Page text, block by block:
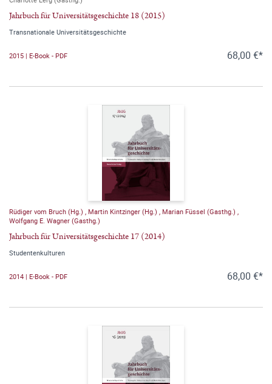
Jahrbuch für Universitätsgeschichte 18 (2015)
Transnationale Universitätsgeschichte
2015 | E-Book - PDF 68,00 €*
Rüdiger vom Bruch (Hg.) , Martin Kintzinger (Hg.) , Marian Füssel (Gasthg.) ,
Wolfgang E. Wagner (Gasthg.)
Jahrbuch für Universitätsgeschichte 17 (2014)
Studentenkulturen
2014 | E-Book - PDF 68,00 €*